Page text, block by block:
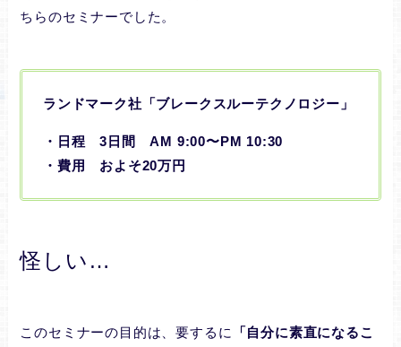
ちらのセミナーでした。
ランドマーク社「ブレークスルーテクノロジー」
・日程 3日間 AM 9:00〜PM 10:30
・費用 およそ20万円
怪しい …
このセミナーの目的は、要するに
「自分に素直になるこ